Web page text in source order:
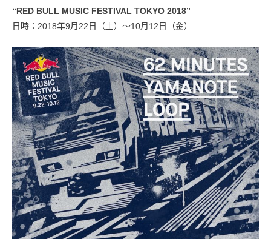
“RED BULL MUSIC FESTIVAL TOKYO 2018”
日時：2018年9月22日（土）〜10月12日（金）